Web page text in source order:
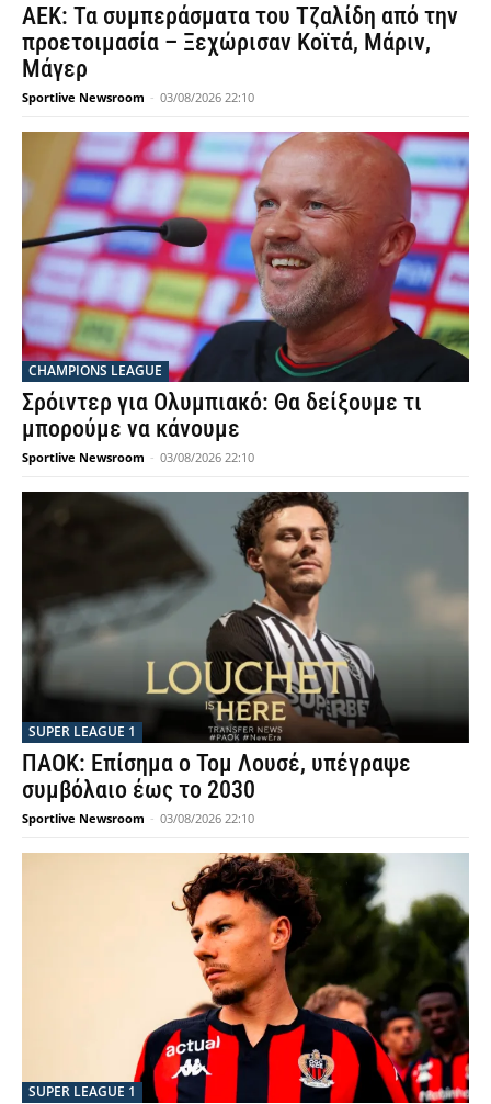
ΑΕΚ: Τα συμπεράσματα του Τζαλίδη από την
προετοιμασία – Ξεχώρισαν Κοϊτά, Μάριν,
Μάγερ
Sportlive Newsroom - 03/08/2026 22:10
CHAMPIONS LEAGUE
Σρόιντερ για Ολυμπιακό: Θα δείξουμε τι
μπορούμε να κάνουμε
Sportlive Newsroom - 03/08/2026 22:10
SUPER LEAGUE 1
ΠΑΟΚ: Επίσημα ο Τομ Λουσέ, υπέγραψε
συμβόλαιο έως το 2030
Sportlive Newsroom - 03/08/2026 22:10
SUPER LEAGUE 1